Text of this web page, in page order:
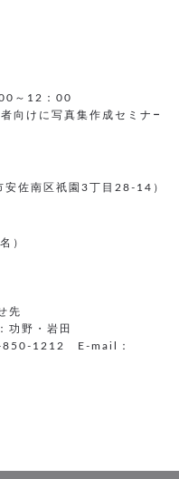
～12：00
向けに写真集作成セミナー
安佐南区祇園3丁目28-14）
）
先
功野・岩田
1212 E-mail：